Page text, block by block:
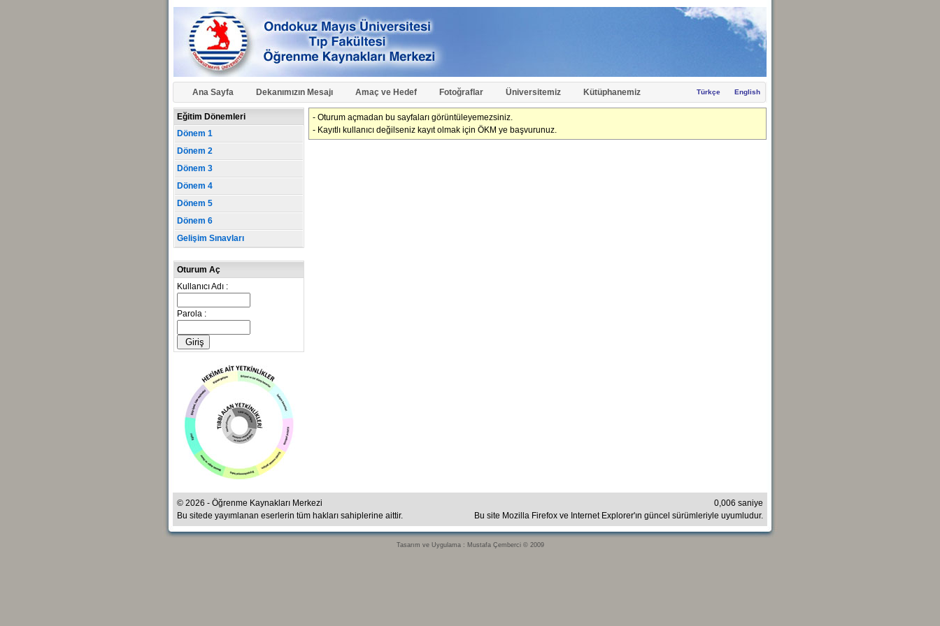
Ana Sayfa Dekanımızın Mesajı Amaç ve Hedef Fotoğraflar Üniversitemiz Kütüphanemiz Türkçe English
Eğitim Dönemleri
Dönem 1
Dönem 2
Dönem 3
Dönem 4
Dönem 5
Dönem 6
Gelişim Sınavları
Oturum Aç
Kullanıcı Adı :
Parola :
- Oturum açmadan bu sayfaları görüntüleyemezsiniz.
- Kayıtlı kullanıcı değilseniz kayıt olmak için ÖKM ye başvurunuz.
© 2026 - Öğrenme Kaynakları Merkezi
Bu sitede yayımlanan eserlerin tüm hakları sahiplerine aittir.
0,006 saniye
Bu site Mozilla Firefox ve Internet Explorer'ın güncel sürümleriyle uyumludur.
Tasarım ve Uygulama : Mustafa Çemberci © 2009